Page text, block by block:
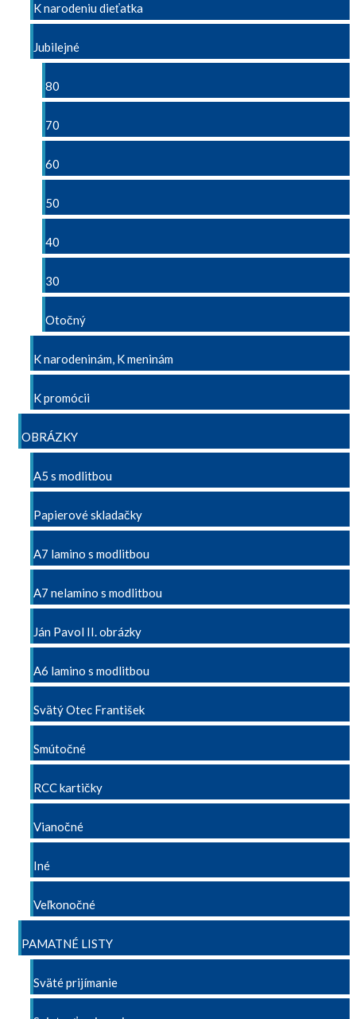
K narodeniu dieťatka
Jubilejné
80
70
60
50
40
30
Otočný
K narodeninám, K meninám
K promócii
OBRÁZKY
A5 s modlitbou
Papierové skladačky
A7 lamino s modlitbou
A7 nelamino s modlitbou
Ján Pavol II. obrázky
A6 lamino s modlitbou
Svätý Otec František
Smútočné
RCC kartičky
Vianočné
Iné
Veľkonočné
PAMATNÉ LISTY
Sväté prijímanie